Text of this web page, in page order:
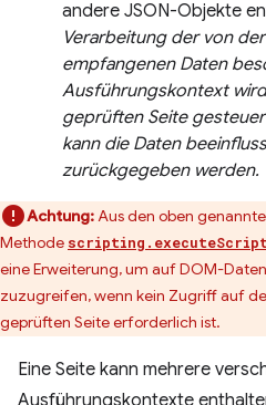
andere JSON-Objekte
Verarbeitung der von
empfangenen Daten
Ausführungskontext
geprüften Seite
kann die Daten
zurückgegeben werden.
Achtung:Aus den oben
Methode scripting.executeScript
eine Erweiterung, um auf DOM-
zuzugreifen, wenn kein Zugriff auf
geprüften Seite erforderlich ist.
Eine Seite kann mehrere
Ausführungskontexte